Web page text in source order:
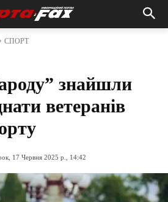
СПОРТ
знайшли
ветеранів
17 Червня 2025 р., 14:42